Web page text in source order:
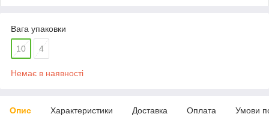
Вага упаковки
10 4
Немає в наявності
Опис Характеристики Доставка Оплата Умови